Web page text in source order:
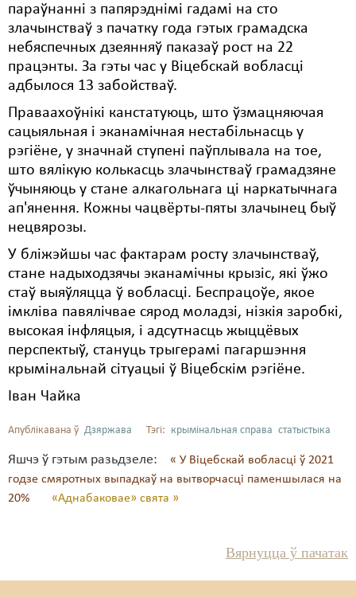
параўнанні з папярэднімі гадамі на сто
злачынстваў з пачатку года гэтых грамадска
небяспечных дзеянняў паказаў рост на 22
працэнты. За гэты час у Віцебскай вобласці
адбылося 13 забойстваў.
Праваахоўнікі канстатуюць, што ўзмацняючая
сацыяльная і эканамічная нестабільнасць у
рэгіёне, у значнай ступені паўплывала на тое,
што вялікую колькасць злачынстваў грамадзяне
ўчыняюць у стане алкагольнага ці наркатычнага
ап'янення. Кожны чацвёрты-пяты злачынец быў
нецвярозы.
У бліжэйшы час фактарам росту злачынстваў,
стане надыходзячы эканамічны крызіс, які ўжо
стаў выяўляцца ў вобласці. Беспрацоўе, якое
імкліва павялічвае сярод моладзі, нізкія заробкі,
высокая інфляцыя, і адсутнасць жыццёвых
перспектыў, стануць трыгерамі пагаршэння
крымінальнай сітуацыі ў Віцебскім рэгіёне.
Іван Чайка
Апублікавана ў Дзяржава Тэгі: крымінальная справа статыстыка
Яшчэ ў гэтым разьдзеле:
« У Віцебскай вобласці ў 2021
годзе смяротных выпадкаў на вытворчасці паменшылася на
20%
«Аднабаковае» свята »
Вярнуцца ў пачатак
Сьмяротнае пакараньне
Экалёгія
Правы працоўных